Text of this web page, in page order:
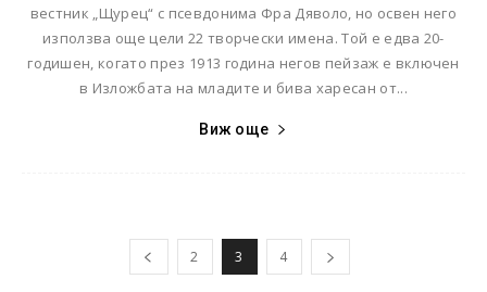
вестник „Щурец“ с псевдонима Фра Дяволо, но освен него
използва още цели 22 творчески имена. Той е едва 20-
годишен, когато през 1913 година негов пейзаж е включен
в Изложбата на младите и бива харесан от...
Виж още
2 3 4